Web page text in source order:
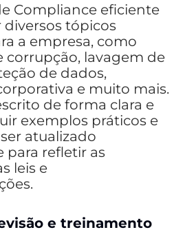
Compliance eficiente
tópicos
a empresa, como
corrupção, lavagem de
de dados,
e muito mais.
de forma clara e
exemplos práticos e
atualizado
para refletir as
leis e
e treinamento